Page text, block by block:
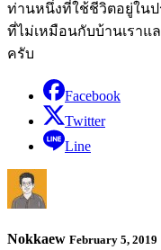
ท่านหนึ่งที่ใช้ชีวิตอยู่ในป
ที่ไม่เหมือนกับบ้านเราแ
ครับ
Facebook
Twitter
Line
Nokkaew February 5, 2019